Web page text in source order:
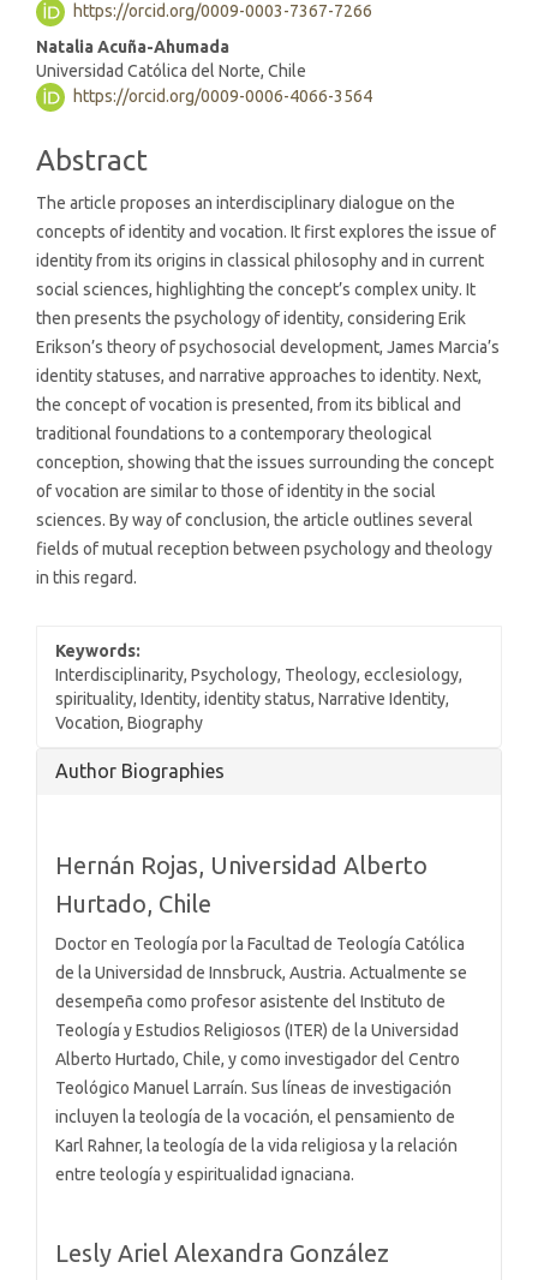
https://orcid.org/0009-0003-7367-7266
Natalia Acuña-Ahumada
Universidad Católica del Norte, Chile
https://orcid.org/0009-0006-4066-3564
Abstract
The article proposes an interdisciplinary dialogue on the
concepts of identity and vocation. It first explores the issue of
identity from its origins in classical philosophy and in current
social sciences, highlighting the concept’s complex unity. It
then presents the psychology of identity, considering Erik
Erikson’s theory of psychosocial development, James Marcia’s
identity statuses, and narrative approaches to identity. Next,
the concept of vocation is presented, from its biblical and
traditional foundations to a contemporary theological
conception, showing that the issues surrounding the concept
of vocation are similar to those of identity in the social
sciences. By way of conclusion, the article outlines several
fields of mutual reception between psychology and theology
in this regard.
Keywords:
Interdisciplinarity, Psychology, Theology, ecclesiology,
spirituality, Identity, identity status, Narrative Identity,
Vocation, Biography
Article
Author Biographies
Hernán Rojas, Universidad Alberto
Hurtado, Chile
Doctor en Teología por la Facultad de Teología Católica
de la Universidad de Innsbruck, Austria. Actualmente se
desempeña como profesor asistente del Instituto de
Teología y Estudios Religiosos (ITER) de la Universidad
Alberto Hurtado, Chile, y como investigador del Centro
Teológico Manuel Larraín. Sus líneas de investigación
incluyen la teología de la vocación, el pensamiento de
Karl Rahner, la teología de la vida religiosa y la relación
entre teología y espiritualidad ignaciana.
Lesly Ariel Alexandra González